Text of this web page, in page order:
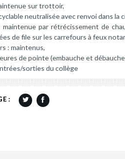
sur trottoir,
neutralisée avec renvoi dans la
par rétrécissement de
de file sur les carrefours à feux
: maintenus,
de pointe (embauche et
sorties du collège
: